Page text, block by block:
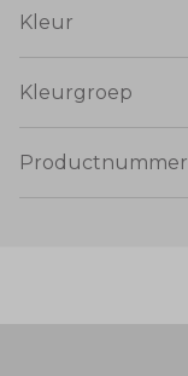
Kleur
Kleurgroep
Productnummer